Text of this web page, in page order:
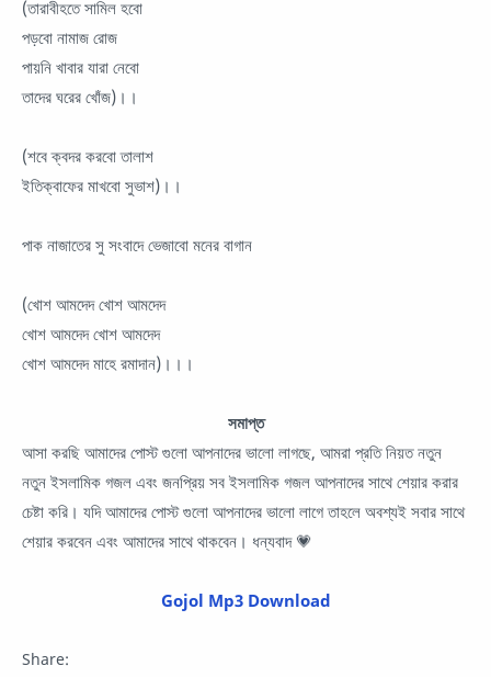
(তারাবীহতে সামিল হবো
পড়বো নামাজ রোজ
পায়নি খাবার যারা নেবো
তাদের ঘরের খোঁজ)।।
(শবে ক্বদর করবো তালাশ
ইতিক্বাফের মাখবো সুভাশ)।।
পাক নাজাতের সু সংবাদে ভেজাবো মনের বাগান
(খোশ আমদেদ খোশ আমদেদ
খোশ আমদেদ খোশ আমদেদ
খোশ আমদেদ মাহে রমাদান)।।।
সমাপ্ত
আসা করছি আমাদের পোস্ট গুলো আপনাদের ভালো লাগছে, আমরা প্রতি নিয়ত নতুন
নতুন ইসলামিক গজল এবং জনপ্রিয় সব ইসলামিক গজল আপনাদের সাথে শেয়ার করার
চেষ্টা করি। যদি আমাদের পোস্ট গুলো আপনাদের ভালো লাগে তাহলে অবশ্যই সবার সাথে
শেয়ার করবেন এবং আমাদের সাথে থাকবেন। ধন্যবাদ 💗
Gojol Mp3 Download